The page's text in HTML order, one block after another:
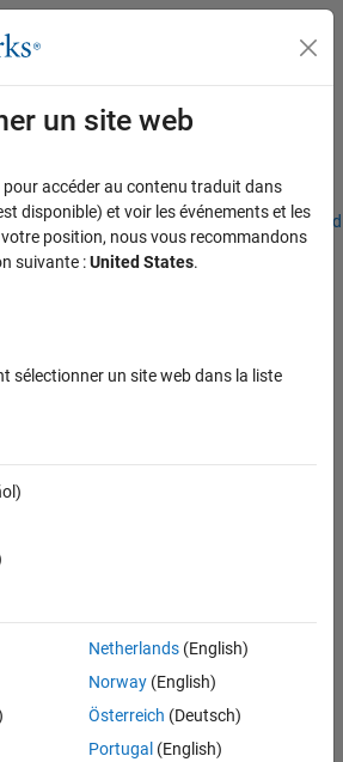
Adresses de nos bureaux
l'affichage du menu
un site web
pour accéder au contenu traduit dans
disponible) et voir les événements et les
position, nous vous recommandons
suivante :United States.
sélectionner un site web dans la liste
Netherlands(English)
Norway(English)
Österreich (Deutsch)
Portugal (English)